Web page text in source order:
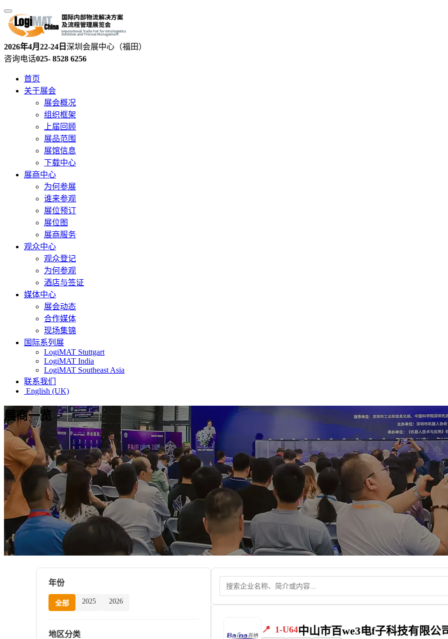
2026年4月22-24日 深圳会展中心（福田）
咨询电话025- 8528 6256
首页
关于展会
展会概况
组织框架
上届回顾
展品范围
展馆信息
下载中心
展商中心
为何参展
谁来参观
展位预订
展位图
展商服务
观众中心
观众登记
为何参观
酒店与签证
媒体中心
展会动态
合作媒体
现场集锦
国际系列展
LogiMAT Stuttgart
LogiMAT India
LogiMAT Southeast Asia
联系我们
English (UK)
展商一览
年份
全部 2025 2026
地区分类 1-U64中山市百we3电f子科技有限公